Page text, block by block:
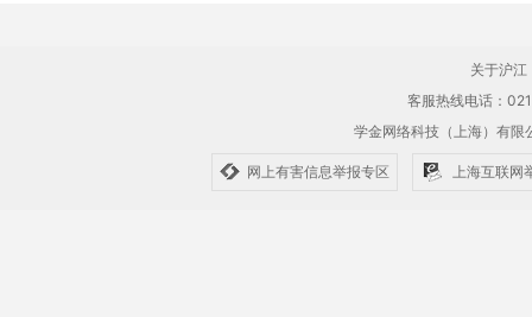
关于沪江
客服热线电话：
学金网络科技（上海）有
网上有害信息举报专区 上海互联网